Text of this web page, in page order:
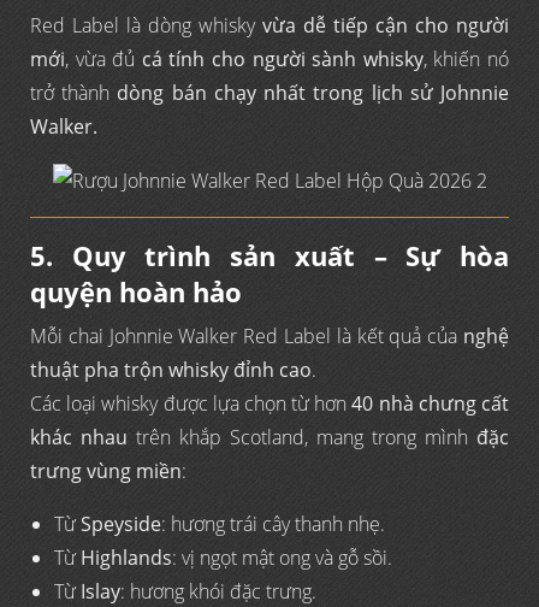
Red Label là dòng whisky vừa dễ tiếp cận cho người
mới, vừa đủ cá tính cho người sành whisky, khiến nó
trở thành dòng bán chạy nhất trong lịch sử Johnnie
Walker.
5. Quy trình sản xuất – Sự hòa
quyện hoàn hảo
Mỗi chai Johnnie Walker Red Label là kết quả của nghệ
thuật pha trộn whisky đỉnh cao.
Các loại whisky được lựa chọn từ hơn40 nhà chưng cất
khác nhau trên khắp Scotland, mang trong mình đặc
trưng vùng miền:
TừSpeyside: hương trái cây thanh nhẹ.
TừHighlands: vị ngọt mật ong và gỗ sồi.
TừIslay: hương khói đặc trưng.